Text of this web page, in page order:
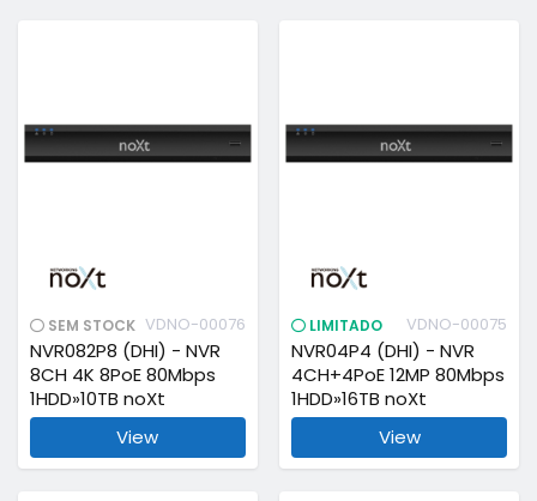
SEM STOCK VDNO-00076
NVR082P8 (DHI) - NVR
8CH 4K 8PoE 80Mbps
1HDD»10TB noXt
View
LIMITADO VDNO-00075
NVR04P4 (DHI) - NVR
4CH+4PoE 12MP 80Mbps
1HDD»16TB noXt
View